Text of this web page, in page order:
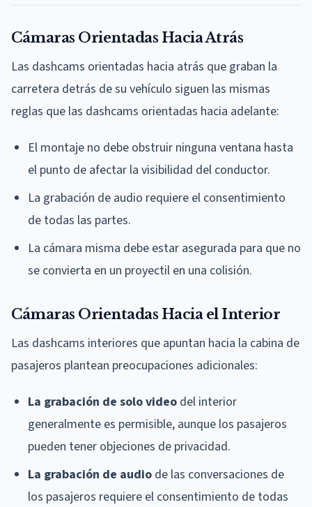
Cámaras Orientadas Hacia Atrás
Las dashcams orientadas hacia atrás que graban la
carretera detrás de su vehículo siguen las mismas
reglas que las dashcams orientadas hacia adelante:
El montaje no debe obstruir ninguna ventana hasta
el punto de afectar la visibilidad del conductor.
La grabación de audio requiere el consentimiento
de todas las partes.
La cámara misma debe estar asegurada para que no
se convierta en un proyectil en una colisión.
Cámaras Orientadas Hacia el Interior
Las dashcams interiores que apuntan hacia la cabina de
pasajeros plantean preocupaciones adicionales:
La grabación de solo video del interior
generalmente es permisible, aunque los pasajeros
pueden tener objeciones de privacidad.
La grabación de audio de las conversaciones de
los pasajeros requiere el consentimiento de todas